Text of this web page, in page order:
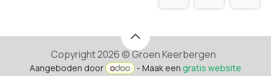
Copyright 2026 © Groen Keerbergen
Aangeboden door - Maak een gratis website